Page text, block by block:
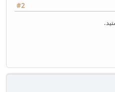
#2